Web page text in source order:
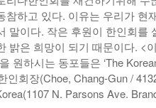
참하고 있다. 이유는 우리가 현
말이다. 작은 후원이 한인회를
밝은 희망이 되기 때문이다. <
원하시는 동포들은 ‘The
인회장(Choe, Chang-Gun /
N. Parsons Ave.